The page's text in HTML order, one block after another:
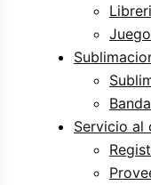
Servicio al